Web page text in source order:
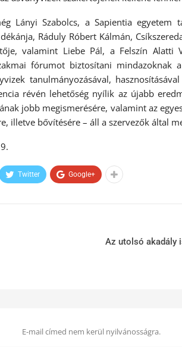
Lányi Szabolcs, a Sapientia egyetem
Ráduly Róbert Kálmán,
valamint Liebe Pál, a Felszín Alatti
fórumot biztosítani mindazoknak
tanulmányozásával,
révén lehetőség nyílik az újabb
jobb megismerésére, valamint az
illetve bővítésére – áll a szervezők által
Twitter Google+
Az utolsó akadály
E-mail címed nem kerül nyilvánosságra.